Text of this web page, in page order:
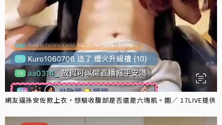
網友逼孫安佐掀上衣，想驗收腹部是否還是六塊肌。圖／ 17LIVE提供